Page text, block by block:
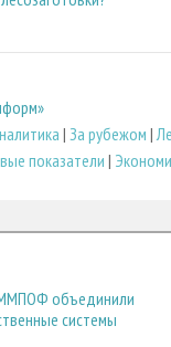
| За рубежом |
показатели|
объединили
системы